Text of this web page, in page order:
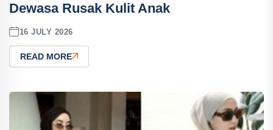
Dewasa Rusak Kulit Anak
16 JULY 2026
READ MORE